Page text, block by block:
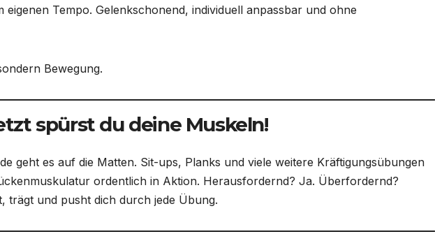
eigenen Tempo. Gelenkschonend, individuell anpassbar und ohne
Bewegung.
spürst du deine Muskeln!
geht es auf die Matten. Sit-ups, Planks und viele weitere Kräftigungsübungen
ordentlich in Aktion. Herausfordernd? Ja. Überfordernd?
trägt und pusht dich durch jede Übung.